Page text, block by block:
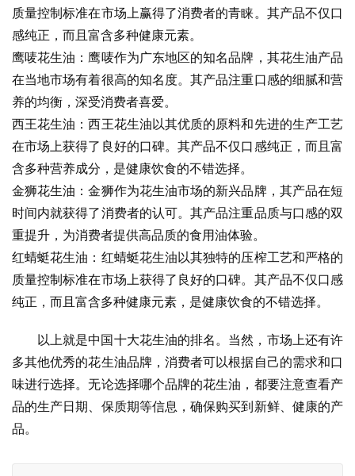
质量控制标准在市场上赢得了消费者的青睐。其产品不仅口
感纯正，而且富含多种健康元素。
鹰唛花生油：鹰唛作为广东地区的知名品牌，其花生油产品
在当地市场有着很高的知名度。其产品注重口感的细腻和营
养的均衡，深受消费者喜爱。
西王花生油：西王花生油以其优质的原料和先进的生产工艺
在市场上获得了良好的口碑。其产品不仅口感纯正，而且富
含多种营养成分，是健康饮食的不错选择。
金狮花生油：金狮作为花生油市场的新兴品牌，其产品在短
时间内就获得了消费者的认可。其产品注重品质与口感的双
重提升，为消费者提供高品质的食用油体验。
红蜻蜓花生油：红蜻蜓花生油以其独特的压榨工艺和严格的
质量控制标准在市场上获得了良好的口碑。其产品不仅口感
纯正，而且富含多种健康元素，是健康饮食的不错选择。
以上就是中国十大花生油的排名。当然，市场上还有许
多其他优秀的花生油品牌，消费者可以根据自己的需求和口
味进行选择。无论选择哪个品牌的花生油，都要注意查看产
品的生产日期、保质期等信息，确保购买到新鲜、健康的产
品。